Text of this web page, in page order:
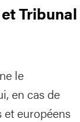
Tribunal
le
en cas de
et européens